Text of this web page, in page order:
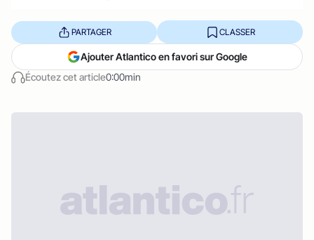
Écoutez cet article0:00min
PARTAGER CLASSER
Ajouter Atlantico en favori sur Google